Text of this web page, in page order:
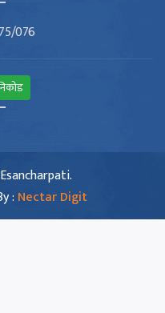
076
: Nectar Digit